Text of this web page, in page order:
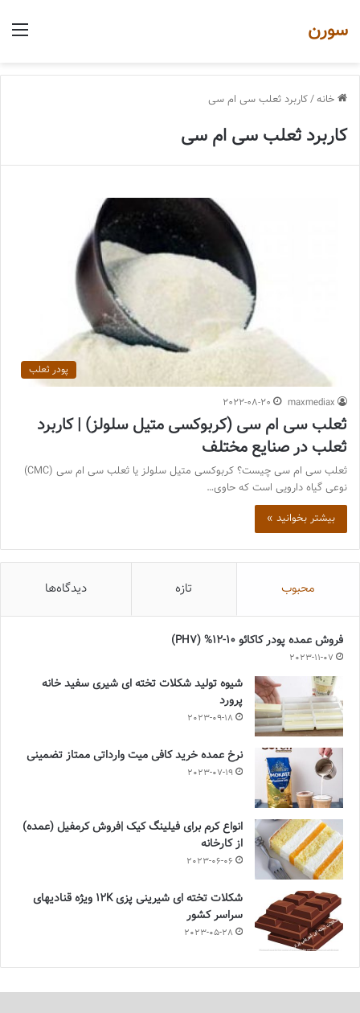
سورن
خانه/کاربرد ثعلب سی ام سی
کاربرد ثعلب سی ام سی
پودر ثعلب
maxmediax
2022-08-20
ثعلب سی ام سی (کربوکسی متیل سلولز) | کاربرد
ثعلب در صنایع مختلف
ثعلب سی ام سی چیست؟ کربوکسی متیل سلولز یا ثعلب سی ام سی (CMC)
نوعی گیاه دارویی است که حاوی…
بیشتر بخوانید »
محبوب تازه دیدگاه‌ها
فروش عمده پودر کاکائو 10-12% (PH7)
2023-11-07
شیوه تولید شکلات تخته ای شیری سفید خانه
پرورد
2023-09-18
نرخ عمده خرید کافی میت وارداتی ممتاز تضمینی
2023-07-19
انواع کرم برای فیلینگ کیک |فروش کرمفیل (عمده)
از کارخانه
2023-06-06
شکلات تخته ای شیرینی پزی 12K ویژه قنادیهای
سراسر کشور
2023-05-28